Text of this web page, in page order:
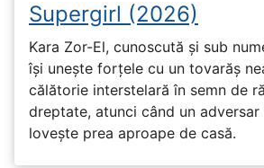
Supergirl (2026)
Kara Zor-El, cunoscută și sub
își unește forțele cu un tovarăș
călătorie interstelară în semn de
dreptate, atunci când un
lovește prea aproape de casă.